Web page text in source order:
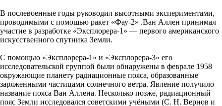
В послевоенные годы руководил высотными экспериментами,
проводимыми с помощью ракет «Фау-2» .Ван Аллен принимал
участие в разработке «Эксплорера-1» — первого американского
искусственного спутника Земли.
С помощью «Эксплорера-1» и «Эксплорера-3» его
исследовательской группой были обнаружены в феврале 1958
окружающие планету радиационные пояса, образованные
заряженными частицами солнечного ветра. Явление получило
название пояса Ван Аллена. Несколько позже, радиационный
пояс Земли исследовался советскими учёными (С. Н. Вернов и